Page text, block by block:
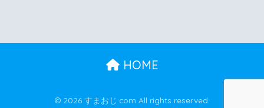
HOME
© 2026 すまおじ.com All rights reserved.